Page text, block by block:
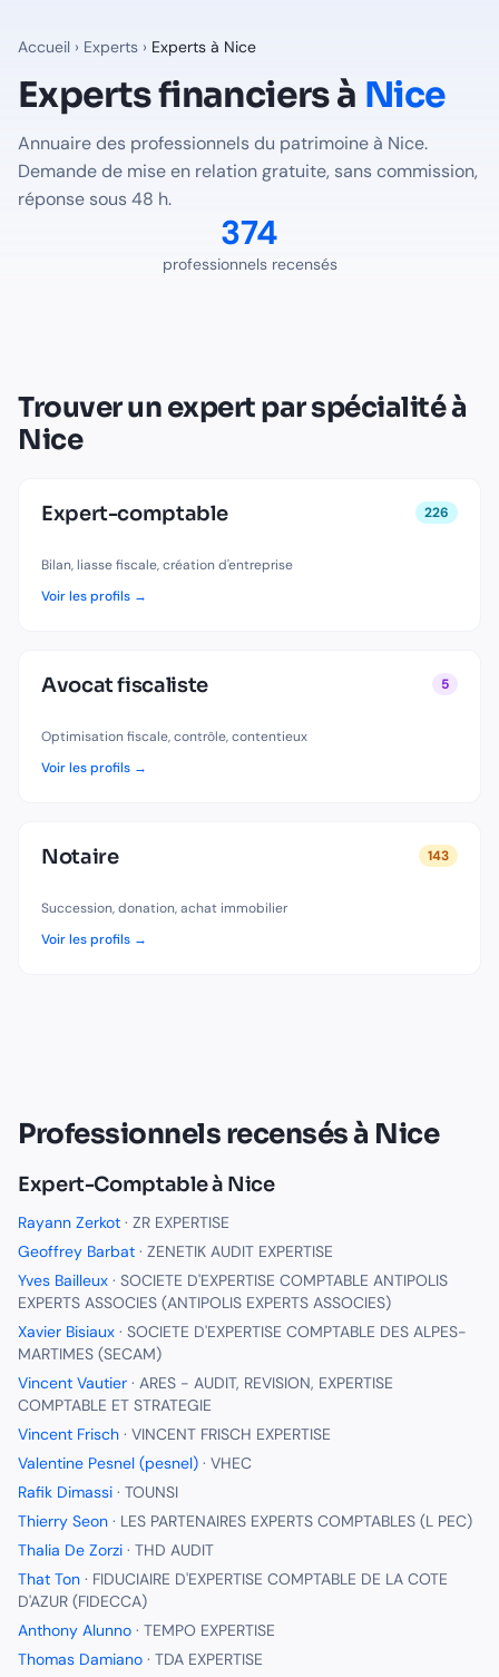
374professionnels du patrimoine recensés à
Professions disponibles à
Avocat FiscalisteàNice-5professionnel(s) recensé(s)
NotaireàNice-143professionnel(s) recensé(s)
Trouver le bon expert pour votre situation à
Voir tous les professionnels recensés en France
Accueil › Experts › Experts à Nice
Experts financiers à Nice
Annuaire des professionnels du patrimoine à Nice.
Demande de mise en relation gratuite, sans commission,
réponse sous 48 h.
374
professionnels recensés
Trouver un expert par spécialité à
Nice
Expert-comptable 226
Bilan, liasse fiscale, création d'entreprise
Voir les profils →
Avocat fiscaliste 5
Optimisation fiscale, contrôle, contentieux
Voir les profils →
Notaire 143
Succession, donation, achat immobilier
Voir les profils →
Professionnels recensés à Nice
Expert-Comptableà Nice
Rayann Zerkot · ZR EXPERTISE
Geoffrey Barbat · ZENETIK AUDIT EXPERTISE
Yves Bailleux · SOCIETE D'EXPERTISE COMPTABLE ANTIPOLIS
EXPERTS ASSOCIES (ANTIPOLIS EXPERTS ASSOCIES)
Xavier Bisiaux · SOCIETE D'EXPERTISE COMPTABLE DES ALPES-
MARTIMES (SECAM)
Vincent Vautier · ARES - AUDIT, REVISION, EXPERTISE
COMPTABLE ET STRATEGIE
Vincent Frisch · VINCENT FRISCH EXPERTISE
Valentine Pesnel (pesnel) · VHEC
Rafik Dimassi · TOUNSI
Thierry Seon · LES PARTENAIRES EXPERTS COMPTABLES (L PEC)
Thalia De Zorzi · THD AUDIT
That Ton · FIDUCIAIRE D'EXPERTISE COMPTABLE DE LA COTE
D'AZUR (FIDECCA)
Anthony Alunno · TEMPO EXPERTISE
Thomas Damiano · TDA EXPERTISE